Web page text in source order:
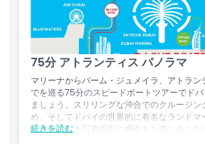
出発時刻：午前09:00、午後12:00、午後
75分 アトランティス パノラマ
マリーナからパーム・ジュメイラ、アトラン
でを巡る75分のスピードボートツアーでド
ましょう。スリリングな沖合でのクルージ
め、そしてドバイの世界的に有名なランドマ
スタ映えする写真撮影の機会をお楽しみくだ
続きを読む